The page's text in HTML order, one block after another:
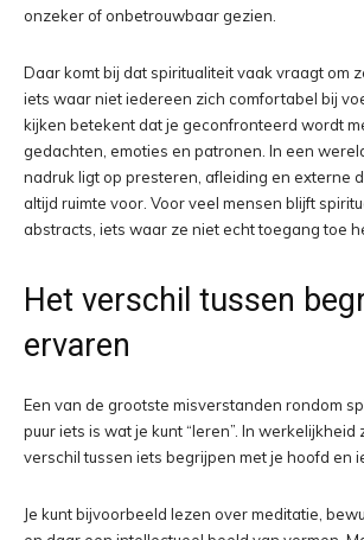
onzeker of onbetrouwbaar gezien.
Daar komt bij dat spiritualiteit vaak vraagt om
iets waar niet iedereen zich comfortabel bij
kijken betekent dat je geconfronteerd wordt
gedachten, emoties en patronen. In een
nadruk ligt op presteren, afleiding en externe
altijd ruimte voor. Voor veel mensen blijft
abstracts, iets waar ze niet echt toegang toe
Het verschil tussen
ervaren
Een van de grootste misverstanden rondom
puur iets is wat je kunt “leren”. In werkelijkheid
verschil tussen iets begrijpen met je hoofd en
Je kunt bijvoorbeeld lezen over meditatie,